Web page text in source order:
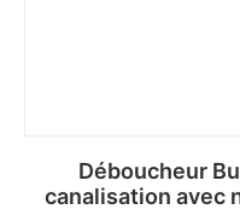
Déboucheur
canalisation avec